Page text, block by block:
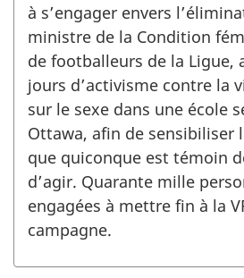
à s’engager envers
ministre de la Condition
de footballeurs de la Ligue,
jours d’activisme contre la
sur le sexe dans une école
Ottawa, afin de sensibiliser
que quiconque est témoin
d’agir. Quarante mille
engagées à mettre fin à la
campagne.